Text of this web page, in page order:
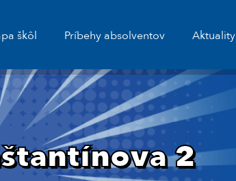
škôl Príbehy absolventov Aktuality
2